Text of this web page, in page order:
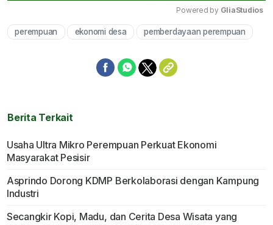
Mute
Powered by GliaStudios
perempuan ekonomi desa pemberdayaan perempuan
Berita Terkait
Usaha Ultra Mikro Perempuan Perkuat Ekonomi
Masyarakat Pesisir
Asprindo Dorong KDMP Berkolaborasi dengan Kampung
Industri
Secangkir Kopi, Madu, dan Cerita Desa Wisata yang